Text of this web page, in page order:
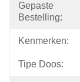
Gepaste
Bestelling:
Kenmerken:
Tipe Doos: